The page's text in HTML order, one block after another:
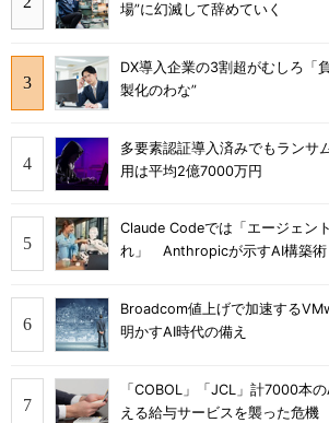
場”に幻滅して辞めていく
DX導入企業の3割超がむしろ「
製化のわな”
多要素認証導入済みでもラン
用は平均2億7000万円
Claude Codeでは「エージェン
れ」 Anthropicが示すAI構築術
Broadcom値上げで加速する
明かすAI時代の備え
「COBOL」「JCL」計7000本
える給与サービスを襲った危機